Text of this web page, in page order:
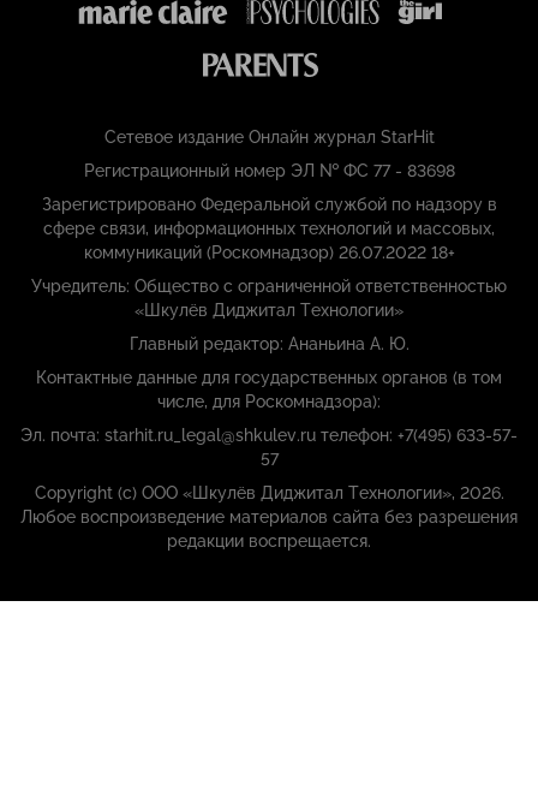
Сетевое издание Онлайн журнал StarHit
Регистрационный номер ЭЛ № ФС 77 - 83698
Зарегистрировано Федеральной службой по надзору в
сфере связи, информационных технологий и массовых,
коммуникаций (Роскомнадзор) 26.07.2022 18+
Учредитель: Общество с ограниченной ответственностью
«Шкулёв Диджитал Технологии»
Главный редактор: Ананьина А. Ю.
Контактные данные для государственных органов (в том
числе, для Роскомнадзора):
Эл. почта: starhit.ru_legal@shkulev.ru телефон: +7(495) 633-57-
57
Copyright (с) ООО «Шкулёв Диджитал Технологии», 2026.
Любое воспроизведение материалов сайта без разрешения
редакции воспрещается.